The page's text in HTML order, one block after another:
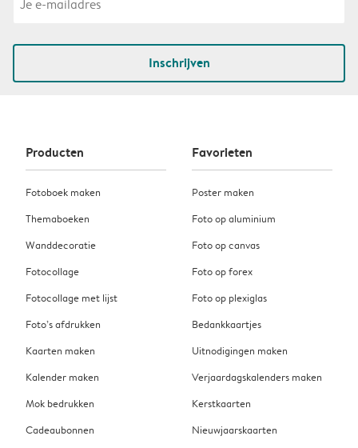
Inschrijven
Producten
Fotoboek maken
Themaboeken
Wanddecoratie
Fotocollage
Fotocollage met lijst
Foto’s afdrukken
Kaarten maken
Kalender maken
Mok bedrukken
Cadeaubonnen
Favorieten
Poster maken
Foto op aluminium
Foto op canvas
Foto op forex
Foto op plexiglas
Bedankkaartjes
Uitnodigingen maken
Verjaardagskalenders maken
Kerstkaarten
Nieuwjaarskaarten